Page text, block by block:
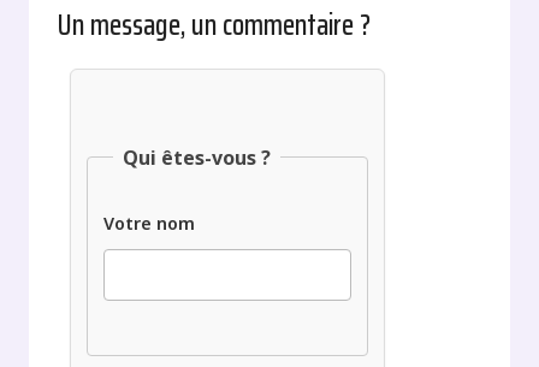
Un message, un commentaire ?
Qui êtes-vous ?
Votre nom